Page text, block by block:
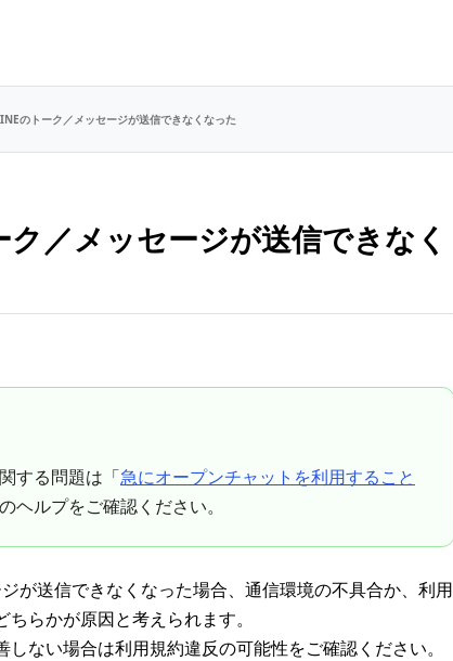
のトーク／メッセージが送信できなくなった
／メッセージが送信できなく
する問題は「急にオープンチャットを利用すること
ヘルプをご確認ください。
が送信できなくなった場合、通信環境の不具合か、利用
らかが原因と考えられます。
ない場合は利用規約違反の可能性をご確認ください。